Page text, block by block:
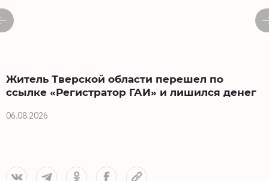
Житель Тверской области перешел по
ссылке «Регистратор ГАИ» и лишился денег
06.08.2026